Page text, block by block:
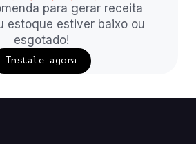
para gerar receita
estoque estiver baixo ou
esgotado!
Instale agora